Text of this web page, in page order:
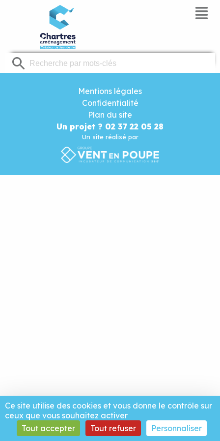
Mentions légales
Confidentialité
Plan du site
Un projet ? 02 37 22 05 28
Un site réalisé par
Panneau de gestion des cookies
Ce site utilise des cookies et vous donne le contrôle sur
ceux que vous souhaitez activer
Tout accepter
Tout refuser Personnaliser